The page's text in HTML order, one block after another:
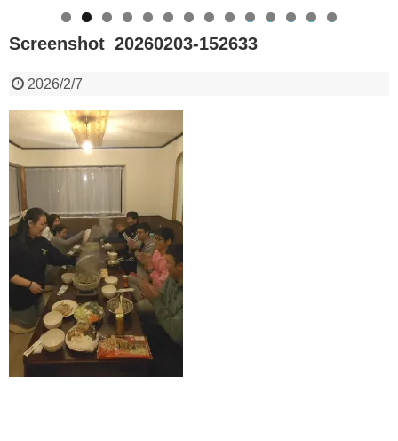
0 1 2 3 4
Screenshot_20260203-152633
2026/2/7